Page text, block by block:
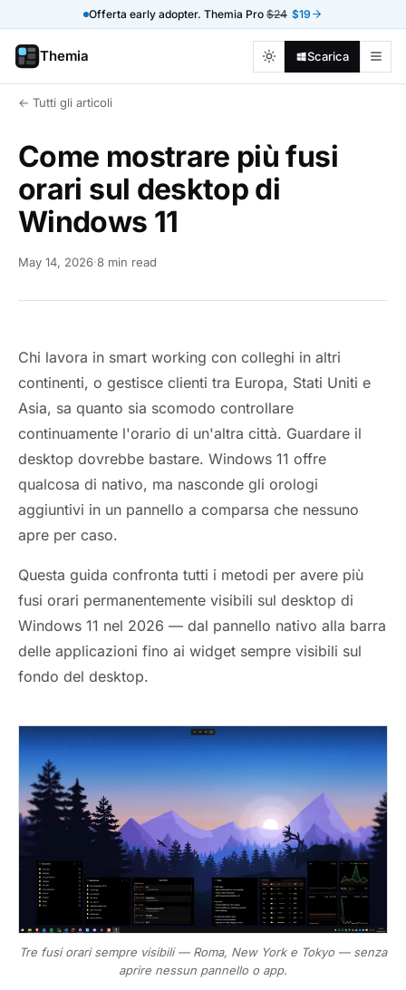
Offerta early adopter. Themia Pro $24 $19
Themia Scarica
← Tutti gli articoli
Come mostrare più fusi
orari sul desktop di
Windows 11
May 14, 2026·8 min read
Chi lavora in smart working con colleghi in altri
continenti, o gestisce clienti tra Europa, Stati Uniti e
Asia, sa quanto sia scomodo controllare
continuamente l'orario di un'altra città. Guardare il
desktop dovrebbe bastare. Windows 11 offre
qualcosa di nativo, ma nasconde gli orologi
aggiuntivi in un pannello a comparsa che nessuno
apre per caso.
Questa guida confronta tutti i metodi per avere più
fusi orari permanentemente visibili sul desktop di
Windows 11 nel 2026 — dal pannello nativo alla barra
delle applicazioni fino ai widget sempre visibili sul
fondo del desktop.
Tre fusi orari sempre visibili — Roma, New York e Tokyo — senza
aprire nessun pannello o app.